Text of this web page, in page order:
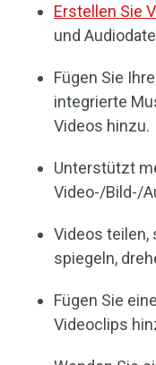
Erstellen Sie
und
Fügen Sie
integrierte
Videos hinzu.
Unterstützt
Video-/Bild-/
Videos teilen,
spiegeln,
Fügen Sie
Videoclips